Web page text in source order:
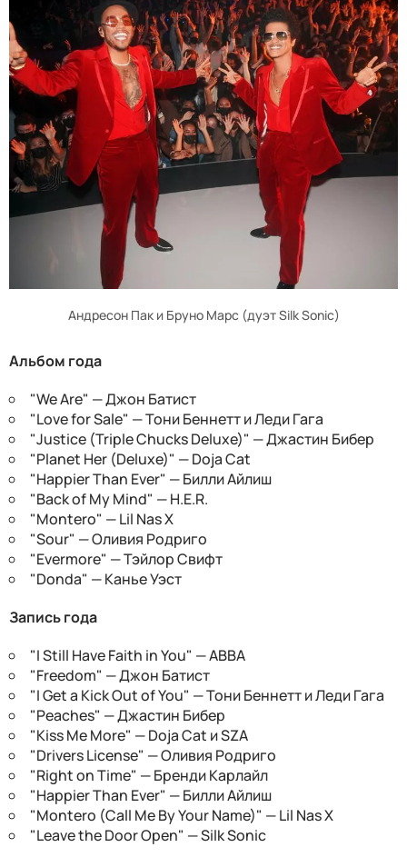
Андресон Пак и Бруно Марс (дуэт Silk Sonic)
Альбом года
"We Are" — Джон Батист
"Love for Sale" — Тони Беннетт и Леди Гага
"Justice (Triple Chucks Deluxe)" — Джастин Бибер
"Planet Her (Deluxe)" — Doja Cat
"Happier Than Ever" — Билли Айлиш
"Back of My Mind" — H.E.R.
"Montero" — Lil Nas X
"Sour" — Оливия Родриго
"Evermore" — Тэйлор Свифт
"Donda" — Канье Уэст
Запись года
"I Still Have Faith in You" — ABBA
"Freedom" — Джон Батист
"I Get a Kick Out of You" — Тони Беннетт и Леди Гага
"Peaches" — Джастин Бибер
"Kiss Me More" — Doja Cat и SZA
"Drivers License" — Оливия Родриго
"Right on Time" — Бренди Карлайл
"Happier Than Ever" — Билли Айлиш
"Montero (Call Me By Your Name)" — Lil Nas X
"Leave the Door Open" — Silk Sonic